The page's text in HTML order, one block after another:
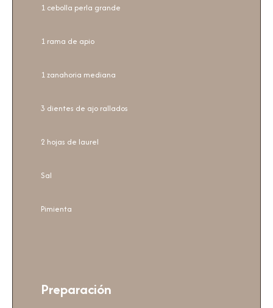
1 cebolla perla grande
1 rama de apio
1 zanahoria mediana
3 dientes de ajo rallados
2 hojas de laurel
Sal
Pimienta
Preparación